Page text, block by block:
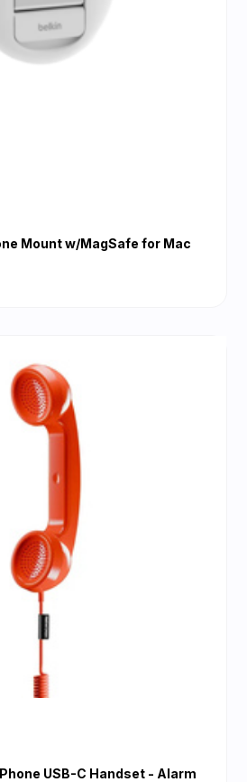
Mount w/MagSafe for Mac
USB-C Handset - Alarm